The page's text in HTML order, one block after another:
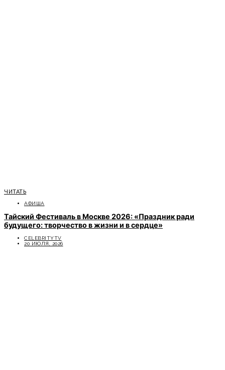
ЧИТАТЬ
АФИША
Тайский Фестиваль в Москве 2026: «Праздник ради
будущего: творчество в жизни и в сердце»
CELEBRITYTV
20 ИЮЛЯ, 2026